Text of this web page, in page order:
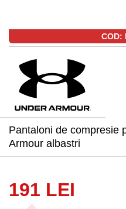
COD:
Pantaloni de compresie
Armour albastri
191 LEI